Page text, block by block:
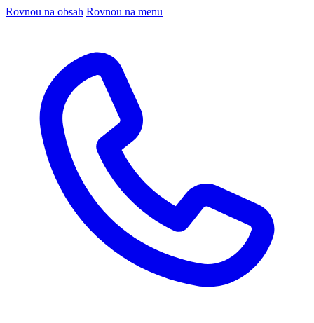
Rovnou na obsah Rovnou na menu